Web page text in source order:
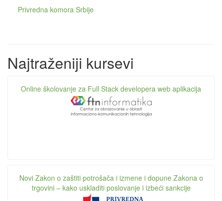
Privredna komora Srbije
Najtraženiji kursevi
Online školovanje za Full Stack developera web aplikacija
Novi Zakon o zaštiti potrošača i izmene i dopune Zakona o
trgovini – kako uskladiti poslovanje i izbeći sankcije